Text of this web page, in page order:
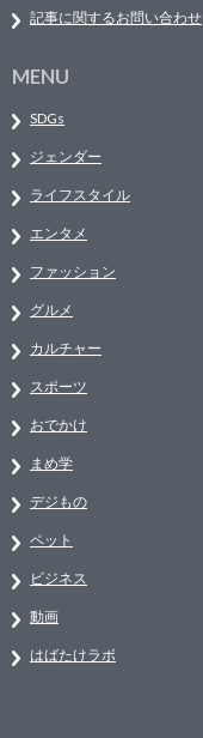
記事に関するお問い合わせ
MENU
SDGs
ジェンダー
ライフスタイル
エンタメ
ファッション
グルメ
カルチャー
スポーツ
おでかけ
まめ学
デジもの
ペット
ビジネス
動画
はばたけラボ